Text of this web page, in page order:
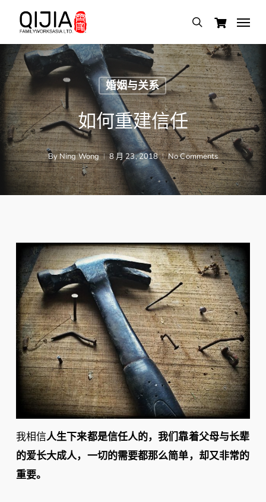
main
content
search
Menu
婚姻与关系
如何重建信任
ByNing Wong 8 月 23, 2018 No Comments
我相信人生下来都是信任人的，我们靠着父母与长辈
的爱长大成人，一切的需要都那么简单，却又非常的
重要。